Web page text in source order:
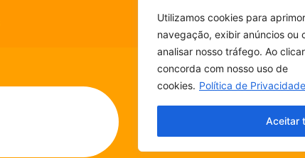
Utilizamos cookies para
navegação, exibir anúncios ou
analisar nosso tráfego. Ao
concorda com nosso uso de
cookies. Política de Privacidade
Aceitar
ESCUTE SEM PARAR!